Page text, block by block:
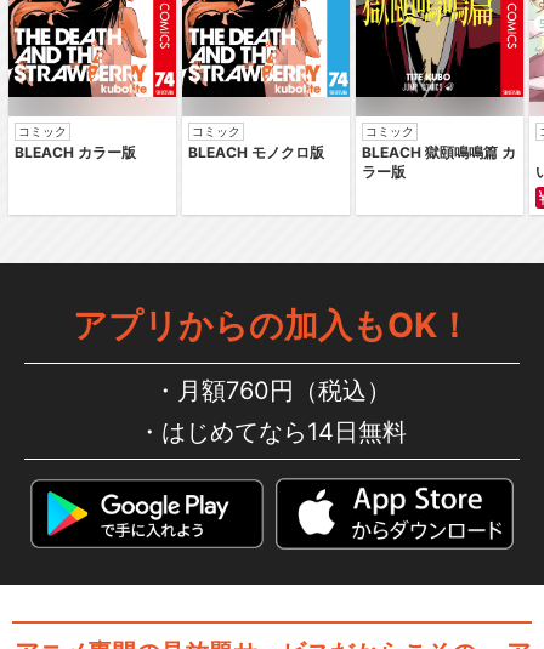
コミック
BLEACH カラー版
コミック
BLEACH モノクロ版
コミック
BLEACH 獄頤鳴鳴篇 カ
ラー版
アプリからの加入もOK！
月額760円（税込）
はじめてなら14日無料